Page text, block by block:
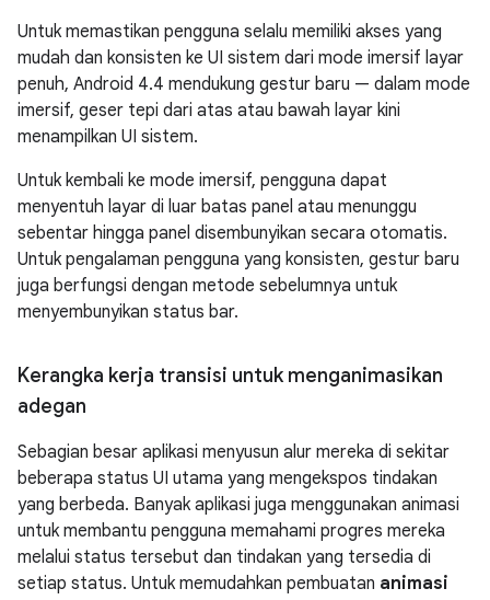
Untuk memastikan pengguna selalu memiliki akses yang
mudah dan konsisten ke UI sistem dari mode imersif layar
penuh, Android 4.4 mendukung gestur baru — dalam mode
imersif, geser tepi dari atas atau bawah layar kini
menampilkan UI sistem.
Untuk kembali ke mode imersif, pengguna dapat
menyentuh layar di luar batas panel atau menunggu
sebentar hingga panel disembunyikan secara otomatis.
Untuk pengalaman pengguna yang konsisten, gestur baru
juga berfungsi dengan metode sebelumnya untuk
menyembunyikan status bar.
Kerangka kerja transisi untuk menganimasikan
adegan
Sebagian besar aplikasi menyusun alur mereka di sekitar
beberapa status UI utama yang mengekspos tindakan
yang berbeda. Banyak aplikasi juga menggunakan animasi
untuk membantu pengguna memahami progres mereka
melalui status tersebut dan tindakan yang tersedia di
setiap status. Untuk memudahkan pembuatan animasi